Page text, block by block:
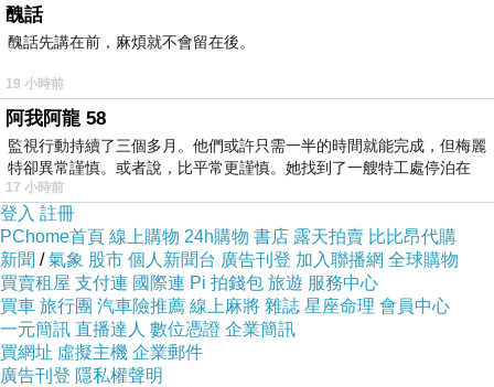
期待入口後的口感。
醜話
醜話先講在前，麻煩就不會留在後。
19 小時前
阿我阿龍 58
監視行動持續了三個多月。他們或許只需一半的時間就能完成，但梅麗
特卻異常謹慎。或者說，比平常更謹慎。她找到了一艘特工處停泊在
17 小時前
登入 註冊
PChome首頁 線上購物 24h購物 書店 露天拍賣 比比昂代購
新聞 /氣象 股市 個人新聞台 廣告刊登 加入聯播網 全球購物
買賣租屋 支付連 國際連 Pi 拍錢包 旅遊 服務中心
買車 旅行團 汽車險推薦 線上麻將 雜誌 星座命理 會員中心
一元簡訊 直播達人 數位憑證 企業簡訊
買網址 虛擬主機 企業郵件
廣告刊登 隱私權聲明